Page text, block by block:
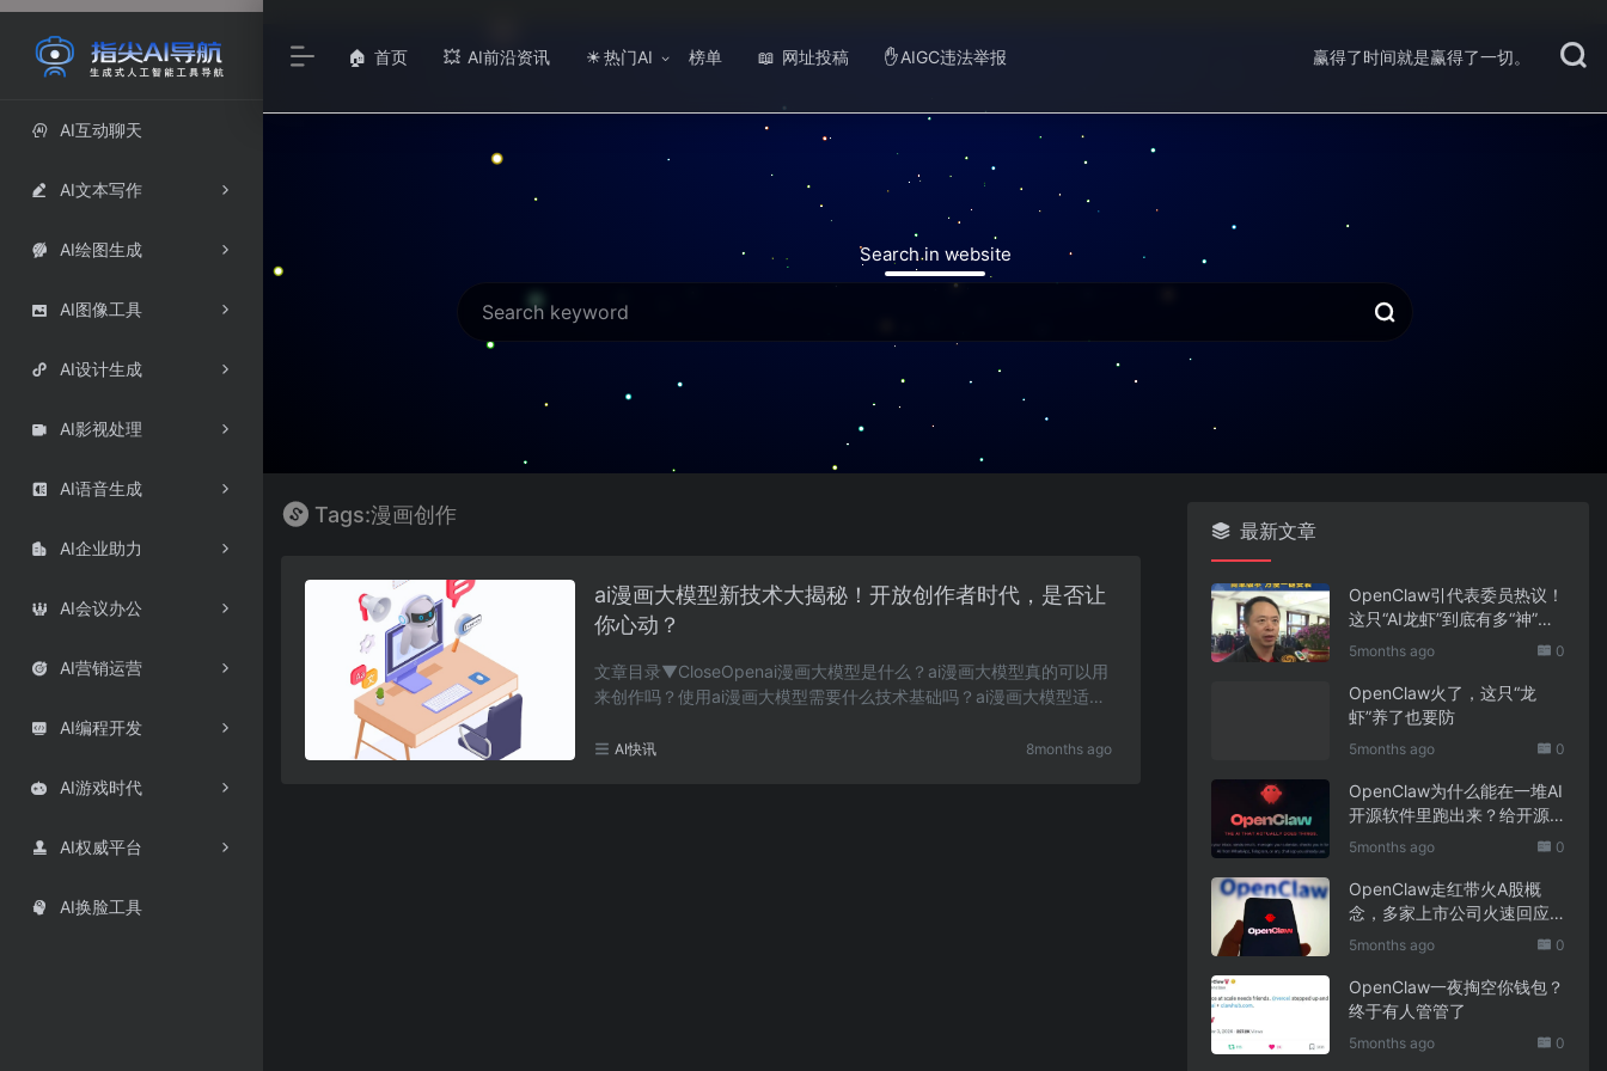
 AI互动聊天
 AI文本写作
 AI绘图生成
 AI图像工具
 AI设计生成
 AI影视处理
 AI语音生成
 AI企业助力
 AI会议办公
 AI营销运营
 AI编程开发
 AI游戏时代
 AI权威平台
 AI换脸工具
🏠 首页 💥 AI前沿资讯 ☀ 热门AI 榜单 📖 网址投稿 ✋ AIGC违法举报 赢得了时间就是赢得了一切。
Search in website
Tags:漫画创作
ai漫画大模型新技术大揭秘！开放创作者时代，是否让
你心动？
文章目录▼CloseOpenai漫画大模型是什么？ai漫画大模型真的可以用
来创作吗？使用ai漫画大模型需要什么技术基础吗？ai漫画大模型适合
AI快讯 8months ago
最新文章
OpenClaw引代表委员热议！
这只“AI龙虾”到底有多“神”？
｜科技观察
5months ago 0
OpenClaw火了，这只“龙
虾”养了也要防
5months ago 0
OpenClaw为什么能在一堆AI
开源软件里跑出来？给开源
项目的三点启示
5months ago 0
OpenClaw走红带火A股概
念，多家上市公司火速回应
业务布局
5months ago 0
OpenClaw一夜掏空你钱包？
终于有人管管了
5months ago 0